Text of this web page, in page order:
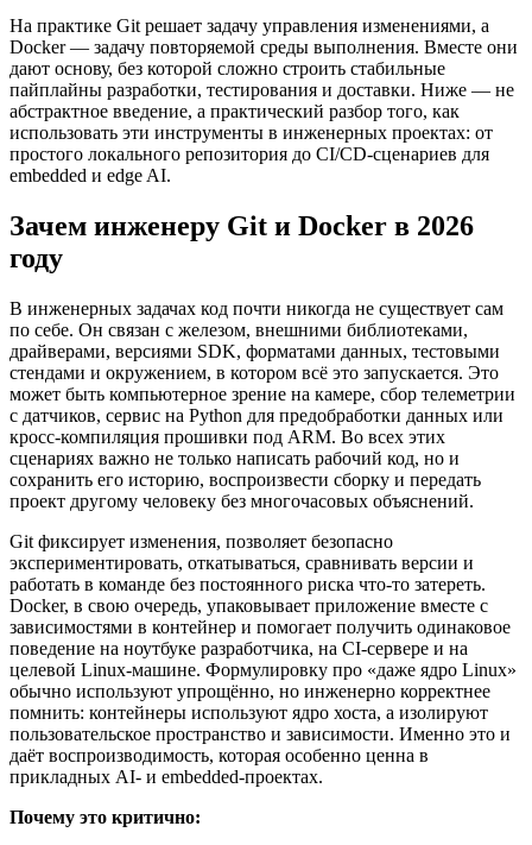
На практике Git решает задачу управления изменениями, а
Docker — задачу повторяемой среды выполнения. Вместе они
дают основу, без которой сложно строить стабильные
пайплайны разработки, тестирования и доставки. Ниже — не
абстрактное введение, а практический разбор того, как
использовать эти инструменты в инженерных проектах: от
простого локального репозитория до CI/CD-сценариев для
embedded и edge AI.
Зачем инженеру Git и Docker в 2026
году
В инженерных задачах код почти никогда не существует сам
по себе. Он связан с железом, внешними библиотеками,
драйверами, версиями SDK, форматами данных, тестовыми
стендами и окружением, в котором всё это запускается. Это
может быть компьютерное зрение на камере, сбор телеметрии
с датчиков, сервис на Python для предобработки данных или
кросс-компиляция прошивки под ARM. Во всех этих
сценариях важно не только написать рабочий код, но и
сохранить его историю, воспроизвести сборку и передать
проект другому человеку без многочасовых объяснений.
Git фиксирует изменения, позволяет безопасно
экспериментировать, откатываться, сравнивать версии и
работать в команде без постоянного риска что-то затереть.
Docker, в свою очередь, упаковывает приложение вместе с
зависимостями в контейнер и помогает получить одинаковое
поведение на ноутбуке разработчика, на CI-сервере и на
целевой Linux-машине. Формулировку про «даже ядро Linux»
обычно используют упрощённо, но инженерно корректнее
помнить: контейнеры используют ядро хоста, а изолируют
пользовательское пространство и зависимости. Именно это и
даёт воспроизводимость, которая особенно ценна в
прикладных AI- и embedded-проектах.
Почему это критично: